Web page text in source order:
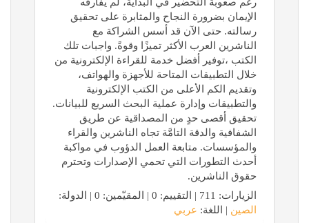
الإيمان بضرورة النجاح والمثابرة على تحقيق
رسالته. حتى الآن قد أسس الشراكة مع
الناشرين العرب الأكثر تميزًا وقوةً. واجبات تلك
الكتب ،توفير أفضل خدمة للقراءة الإلكترونية من
خلال التطبيقات المتاحة للأجهزة والهواتف،
وتقديم الكم الأعلى من الكتب الإلكترونية
والتطبيقات وإدارة عملية البحث السريع للبيانات.
تحقيق أقصى حدٍ من المصداقية عن طريق
الشفافية والدقة التامَّة تجاه الناشرين والقراء
والمؤسسات. متابعة العمل الدؤوب في مواكبة
أحدث التطورات التي تحمي الإصدارات وتحترم
حقوق الناشرين.
الزيارات: 711 | التقييم: 0 | المقيّمين: 0 | الدولة:
الصين | اللغة: عربي